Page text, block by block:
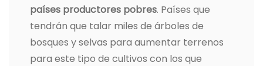
países productores pobres. Países que
tendrán que talar miles de árboles de
bosques y selvas para aumentar terrenos
para este tipo de cultivos con los que